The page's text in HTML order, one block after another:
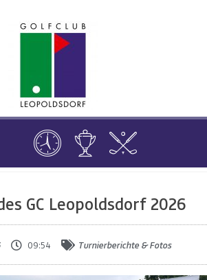
GC Leopoldsdorf 2026
09:54 Turnierberichte & Fotos